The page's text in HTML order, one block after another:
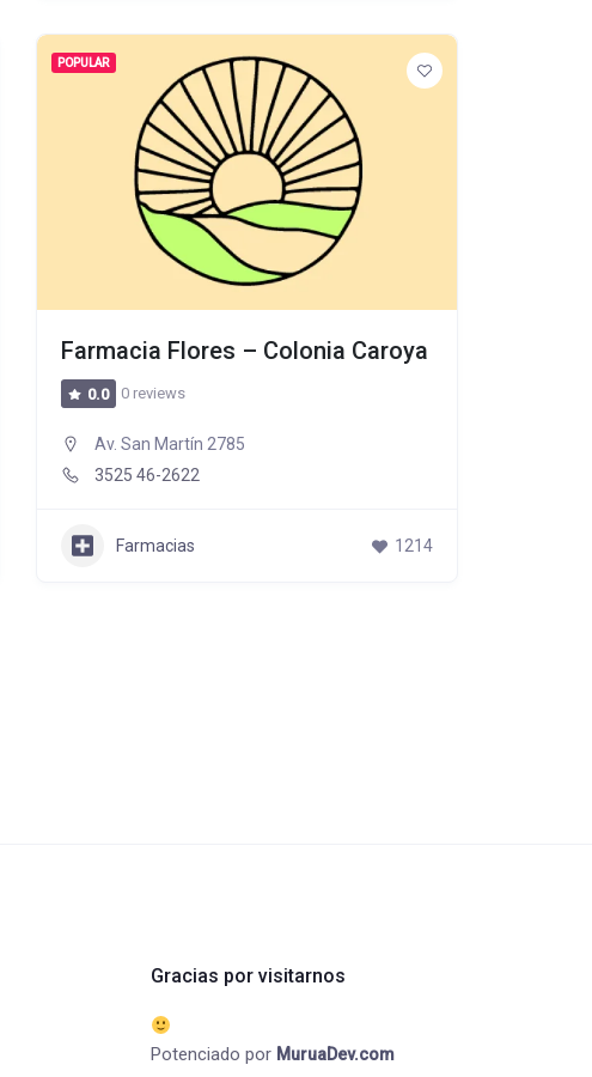
POPULAR
Farmacia Flores – Colonia Caroya
0.0 0 reviews
Av. San Martín 2785
3525 46-2622
Farmacias 1214
Gracias por visitarnos
Potenciado por MuruaDev.com